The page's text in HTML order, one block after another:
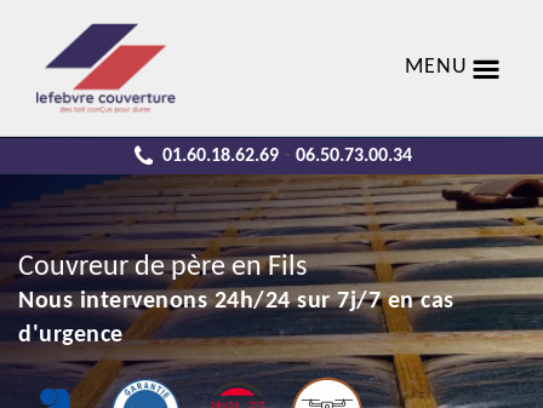
MENU
01.60.18.62.69 - 06.50.73.00.34
Couvreur de père en Fils
Nous intervenons 24h/24 sur 7j/7 en cas
d'urgence